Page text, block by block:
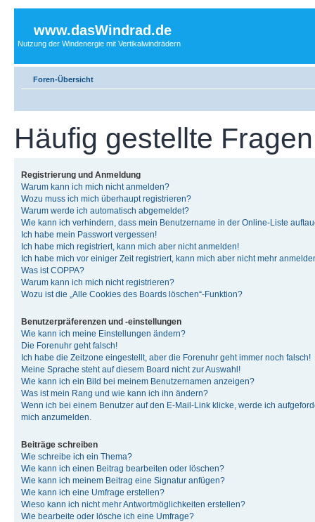
www.dasWindrad.de
Nutzung der Windenergie mit Vertikalwindrädern
Foren-Übersicht
Häufig gestellte Fragen
Registrierung und Anmeldung
Warum kann ich mich nicht anmelden?
Wozu muss ich mich überhaupt registrieren?
Warum werde ich automatisch abgemeldet?
Wie kann ich verhindern, dass mein Benutzername in der Online-Liste
Ich habe mein Passwort vergessen!
Ich habe mich registriert, kann mich aber nicht anmelden!
Ich habe mich vor einiger Zeit registriert, kann mich aber nicht mehr
Was ist COPPA?
Warum kann ich mich nicht registrieren?
Wozu ist die „Alle Cookies des Boards löschen“-Funktion?
Benutzerpräferenzen und -einstellungen
Wie kann ich meine Einstellungen ändern?
Die Forenuhr geht falsch!
Ich habe die Zeitzone eingestellt, aber die Forenuhr geht immer noch falsch!
Meine Sprache steht auf diesem Board nicht zur Auswahl!
Wie kann ich ein Bild bei meinem Benutzernamen anzeigen?
Was ist mein Rang und wie kann ich ihn ändern?
Wenn ich bei einem Benutzer auf den E-Mail-Link klicke, werde ich
mich anzumelden.
Beiträge schreiben
Wie schreibe ich ein Thema?
Wie kann ich einen Beitrag bearbeiten oder löschen?
Wie kann ich meinem Beitrag eine Signatur anfügen?
Wie kann ich eine Umfrage erstellen?
Wieso kann ich nicht mehr Antwortmöglichkeiten erstellen?
Wie bearbeite oder lösche ich eine Umfrage?